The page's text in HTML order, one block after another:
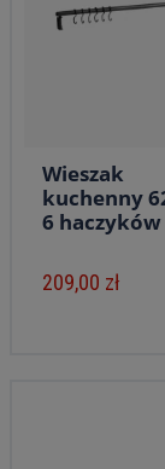
Wieszak
kuchenny
6 haczyków
209,00 zł